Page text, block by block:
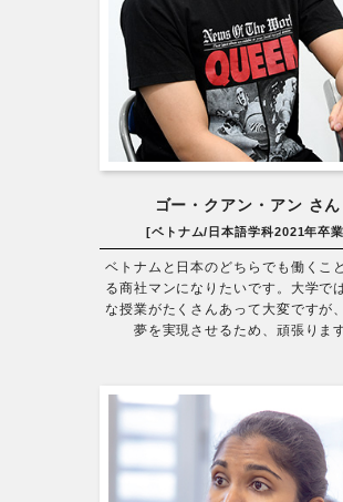
ゴー・クアン・アン さん
[ベトナム/日本語学科2021年卒
ベトナムと日本のどちらでも働くこ
る商社マンになりたいです。大学で
な授業がたくさんあって大変ですが
夢を実現させるため、頑張ります